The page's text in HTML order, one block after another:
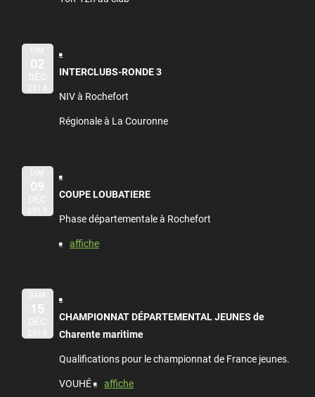
DIM
02
DÉC
2018
INTERCLUBS-RONDE 3
NIV à Rochefort
Régionale à La Couronne
DIM
09
DÉC
2018
COUPE LOUBATIERE
Phase départementale à Rochefort
affiche
SAM
15
DÉC
2018
CHAMPIONNAT DÉPARTEMENTAL JEUNES de
Charente maritime
Qualifications pour le championnat de France jeunes.
VOUHÉ affiche